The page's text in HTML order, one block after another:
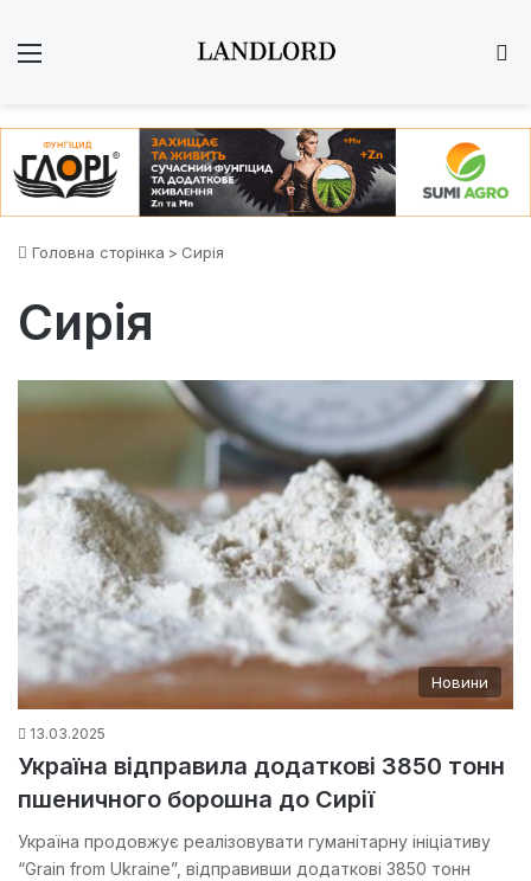
Головна сторінка > Сирія
Сирія
Новини
13.03.2025
Україна відправила додаткові 3850 тонн
пшеничного борошна до Сирії
Україна продовжує реалізовувати гуманітарну ініціативу
“Grain from Ukraine”, відправивши додаткові 3850 тонн